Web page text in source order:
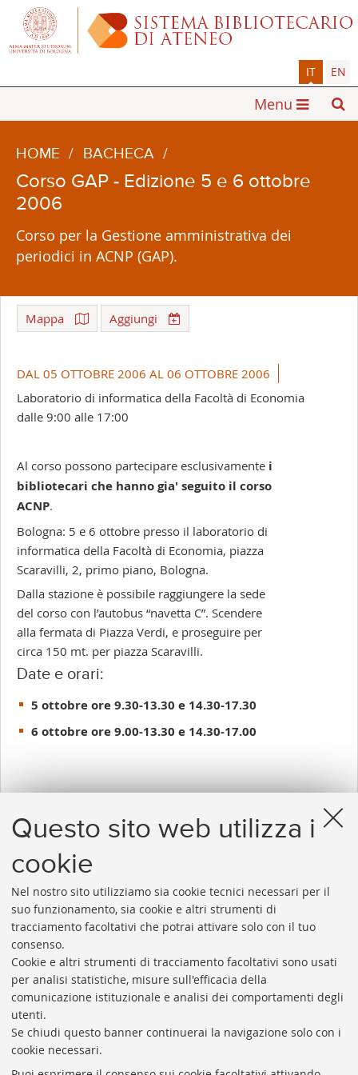
Questo sito web utilizza i
cookie
Nel nostro sito utilizziamo sia cookie tecnici necessari per il
suo funzionamento, sia cookie e altri strumenti di
tracciamento facoltativi che potrai attivare solo con il tuo
consenso.
Cookie e altri strumenti di tracciamento facoltativi sono usati
per analisi statistiche, misure sull'efficacia della
comunicazione istituzionale e analisi dei comportamenti degli
utenti.
Se chiudi questo banner continuerai la navigazione solo con i
cookie necessari.
IT EN
Menu
HOME / BACHECA /
Corso GAP - Edizione 5 e 6 ottobre
2006
Corso per la Gestione amministrativa dei
periodici in ACNP (GAP).
Mappa Aggiungi
-
DAL 05 OTTOBRE 2006 AL 06 OTTOBRE 2006
Laboratorio di informatica della Facoltà di Economia
dalle 9:00 alle 17:00
Al corso possono partecipare esclusivamente i
bibliotecari che hanno gia' seguito il corso
ACNP.
Bologna: 5 e 6 ottobre presso il laboratorio di
informatica della Facoltà di Economia, piazza
Scaravilli, 2, primo piano, Bologna.
Dalla stazione è possibile raggiungere la sede
del corso con l’autobus “navetta C”. Scendere
alla fermata di Piazza Verdi, e proseguire per
circa 150 mt. per piazza Scaravilli.
Date e orari:
5 ottobre ore 9.30-13.30 e 14.30-17.30
6 ottobre ore 9.00-13.30 e 14.30-17.00
corso contattareOrietta Bonora- tel.
0512094277
Rubrica di Ateneo
Rss
Statistiche